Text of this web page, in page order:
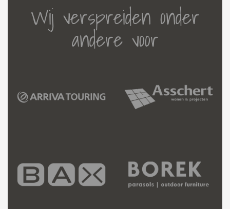
Wij verspreiden onder
andere voor